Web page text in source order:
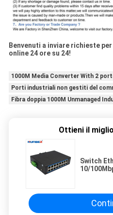
Benvenuti a inviare richieste
online 24 ore su 24!
1000M Media Converter With 2
Porti industriali non gestiti del
Fibra doppia 1000M Unmanaged
Ottieni il
Switch
10/